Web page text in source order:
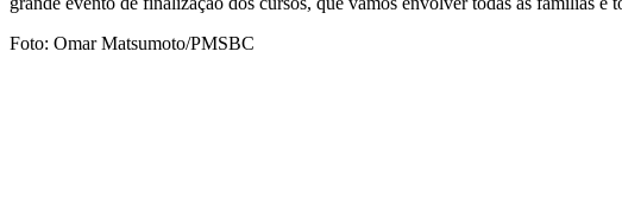
Foto: Omar Matsumoto/PMSBC